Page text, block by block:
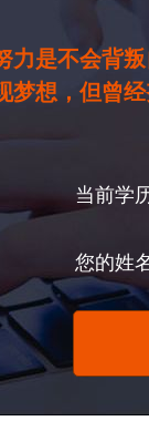
力是不会背
梦想，但曾
当前学
您的姓